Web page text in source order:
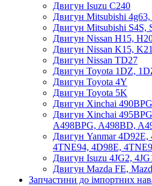
Двигун Isuzu C240
Двигун Mitsubishi 4g63,
Двигун Mitsubishi S4S,
Двигун Nissan H15,
Двигун Nissan K15,
Двигун Nissan TD27
Двигун Toyota 1DZ,
Двигун Toyota 4Y
Двигун Toyota 5K
Двигун Xinchai
Двигун Xinchai
A498BPG, A498BD,
Двигун Yanmar
4TNE94, 4D98E,
Двигун Isuzu 4JG2,
Двигун Mazda FE,
Запчастини до імпортних